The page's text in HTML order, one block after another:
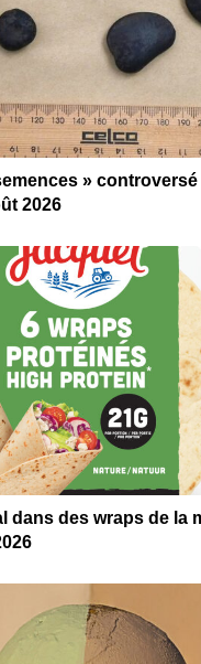
»
2026
dans des wraps de la